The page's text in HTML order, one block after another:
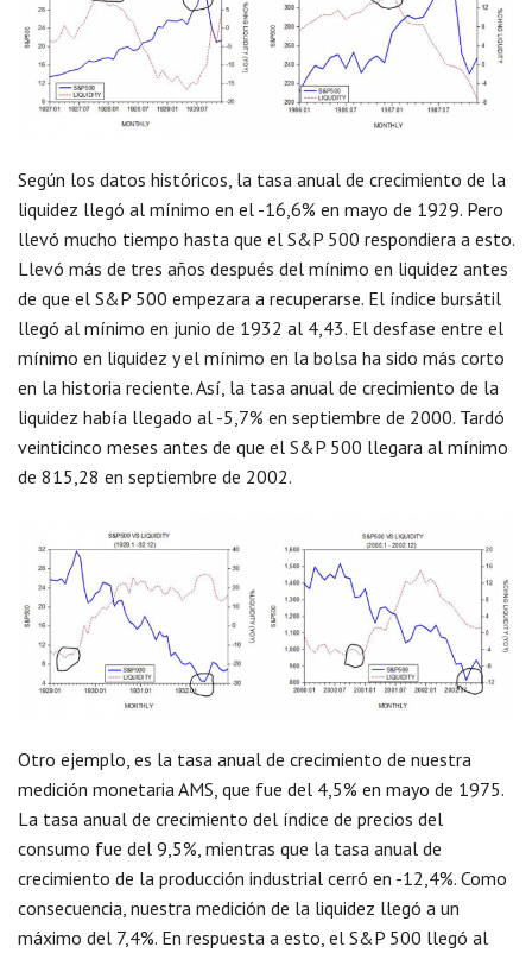
Según los datos históricos, la tasa anual de crecimiento de la
liquidez llegó al mínimo en el -16,6% en mayo de 1929. Pero
llevó mucho tiempo hasta que el S&P 500 respondiera a esto.
Llevó más de tres años después del mínimo en liquidez antes
de que el S&P 500 empezara a recuperarse. El índice bursátil
llegó al mínimo en junio de 1932 al 4,43. El desfase entre el
mínimo en liquidez y el mínimo en la bolsa ha sido más corto
en la historia reciente. Así, la tasa anual de crecimiento de la
liquidez había llegado al -5,7% en septiembre de 2000. Tardó
veinticinco meses antes de que el S&P 500 llegara al mínimo
de 815,28 en septiembre de 2002.
Otro ejemplo, es la tasa anual de crecimiento de nuestra
medición monetaria AMS, que fue del 4,5% en mayo de 1975.
La tasa anual de crecimiento del índice de precios del
consumo fue del 9,5%, mientras que la tasa anual de
crecimiento de la producción industrial cerró en -12,4%. Como
consecuencia, nuestra medición de la liquidez llegó a un
máximo del 7,4%. En respuesta a esto, el S&P 500 llegó al